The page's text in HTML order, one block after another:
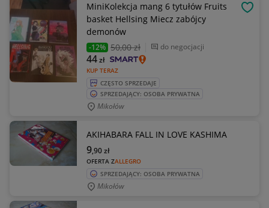
MiniKolekcja mang 6 tytułów Fruits
basket Hellsing Miecz zabójcy
demonów
-12% 50,00 zł do negocjacji
KUP TERAZ
44zł
CZĘSTO SPRZEDAJE
SPRZEDAJĄCY: OSOBA PRYWATNA
Mikołów
AKIHABARA FALL IN LOVE KASHIMA
OFERTA ZALLEGRO
9,90zł
SPRZEDAJĄCY: OSOBA PRYWATNA
Mikołów